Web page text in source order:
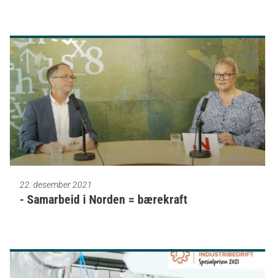
22. desember 2021
- Samarbeid i Norden = bærekraft